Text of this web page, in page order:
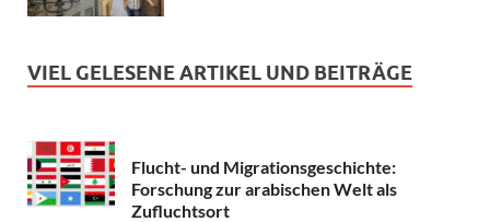
VIEL GELESENE ARTIKEL UND BEITRÄGE
Flucht- und Migrationsgeschichte:
Forschung zur arabischen Welt als
Zufluchtsort